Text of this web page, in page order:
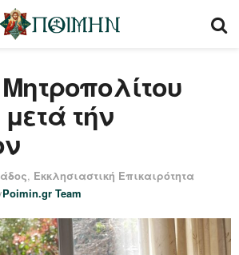
τήν
, Εκκλησιαστική Επικαιρότητα
Poimin.gr Team